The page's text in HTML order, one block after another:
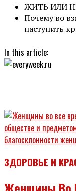
ЖИТЬ ИЛИ
Почему во
наступить
In this article:
ЗДОРОВЬЕ И